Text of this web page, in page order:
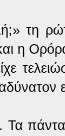
τη
η
Τα